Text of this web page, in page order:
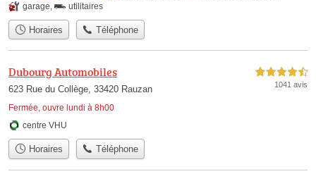
garage
utilitaires
Horaires Téléphone
Dubourg Automobiles
623 Rue du Collège, 33420 Rauzan
Fermée, ouvre lundi à 8h00
4,5 étoiles sur 5
1041 avis
centre VHU
Horaires Téléphone